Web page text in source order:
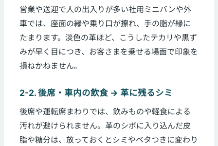
営業や送迎で人の出入りが多い社用ミニバンや外
車では、座面の縁や乗り口が擦れ、手の脂が縁に
たまります。淡色の革ほど、こうしたテカリや黒ず
みが早く目につき、お客さまを乗せる場面で印象を
損ねかねません。
2-2. 後席・車内の飲食 → 革に残るシミ
後席や運転席まわりでは、飲みものや軽食による
汚れが避けられません。革のシボに入り込んだ皮
脂や糖分は、放っておくとシミやベタつきに変わり